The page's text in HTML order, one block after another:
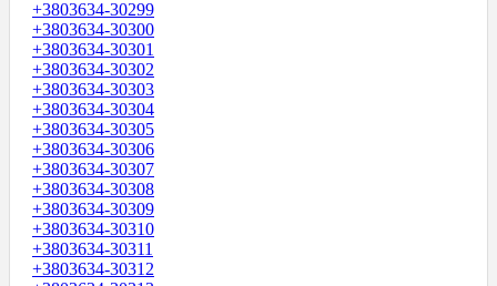
+3803634-30299
+3803634-30300
+3803634-30301
+3803634-30302
+3803634-30303
+3803634-30304
+3803634-30305
+3803634-30306
+3803634-30307
+3803634-30308
+3803634-30309
+3803634-30310
+3803634-30311
+3803634-30312